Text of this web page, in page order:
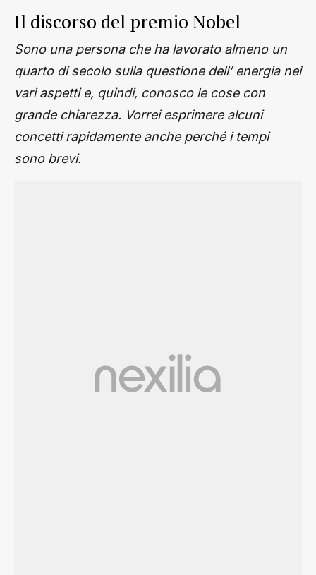
Il discorso del premio Nobel
Sono una persona che ha lavorato almeno un
quarto di secolo sulla questione dell’ energia nei
vari aspetti e, quindi, conosco le cose con
grande chiarezza. Vorrei esprimere alcuni
concetti rapidamente anche perché i tempi
sono brevi.